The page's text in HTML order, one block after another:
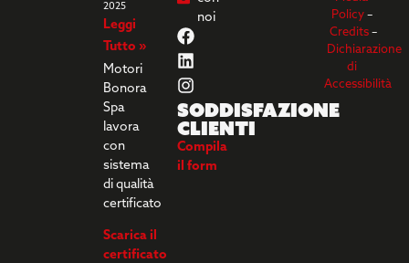
2025
Leggi
Tutto »
Motori
Bonora
Spa
lavora
con
sistema
di qualità
certificato
Scarica il
certificato
noi
Soddisfazione
clienti
Compila
il form
Policy–
Credits–
Dichiarazione
di
Accessibilità